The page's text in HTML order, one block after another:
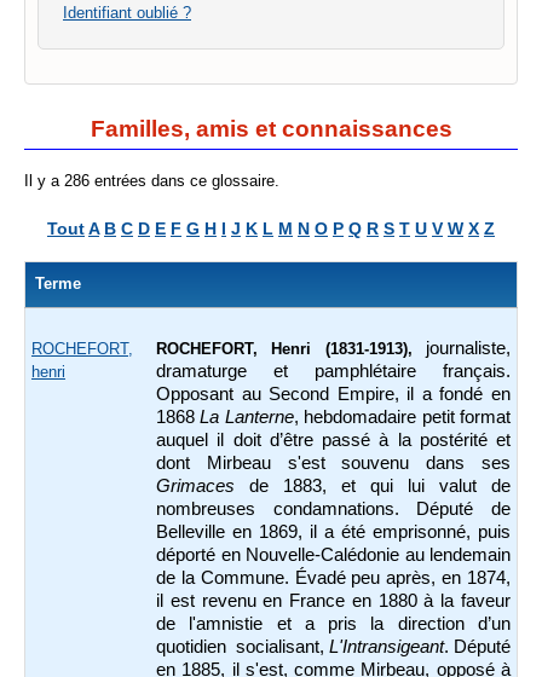
Identifiant oublié ?
Familles, amis et connaissances
Il y a 286 entrées dans ce glossaire.
ToutA B C D E F G H I J K L M N O P Q R S T U V W X Z
Terme
ROCHEFORT,
henri
ROCHEFORT, Henri (1831-1913),
journaliste,
dramaturge et pamphlétaire français.
Opposant au Second Empire, il a fondé en
1868La Lanterne, hebdomadaire petit format
auquel il doit d’être passé à la postérité et
dont Mirbeau s'est souvenu dans ses
Grimaces de 1883, et qui lui valut de
nombreuses condamnations. Député de
Belleville en 1869, il a été emprisonné, puis
déporté en Nouvelle-Calédonie au lendemain
de la Commune. Évadé peu après, en 1874,
il est revenu en France en 1880 à la faveur
de l'amnistie et a pris la direction d’un
quotidien socialisant, L'Intransigeant. Député
en 1885, il s'est, comme Mirbeau, opposé à